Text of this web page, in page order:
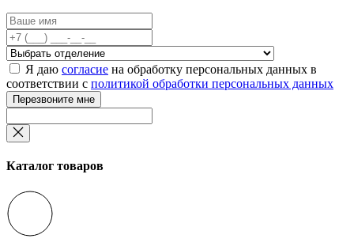
Я даю согласие на обработку персональных данных в
соответствии с политикой обработки персональных данных
Перезвоните мне
Каталог товаров